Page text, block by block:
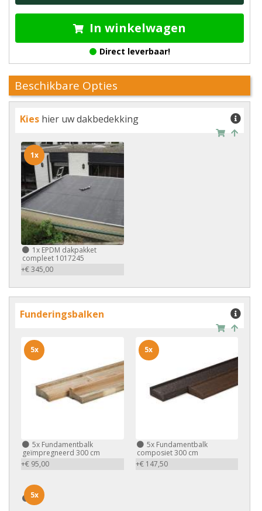
In winkelwagen
Direct leverbaar!
Beschikbare Opties
Kies hier uw dakbedekking
1x EPDM dakpakket
compleet 1017245
+€ 345,00
1x
Funderingsbalken
5x Fundamentbalk
geïmpregneerd 300 cm
+€ 95,00
5x
5xFundamentbalk
composiet 300 cm
+€ 147,50
5x
5x
5x